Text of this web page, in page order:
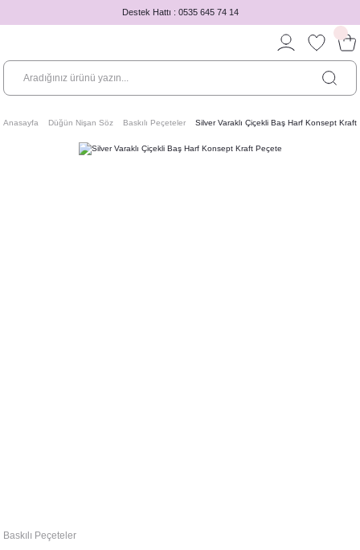
Destek Hattı : 0535 645 74 14
Anasayfa Düğün Nişan Söz Baskılı Peçeteler Silver Varaklı Çiçekli Baş Harf Konsept Kraft
Baskılı Peçeteler